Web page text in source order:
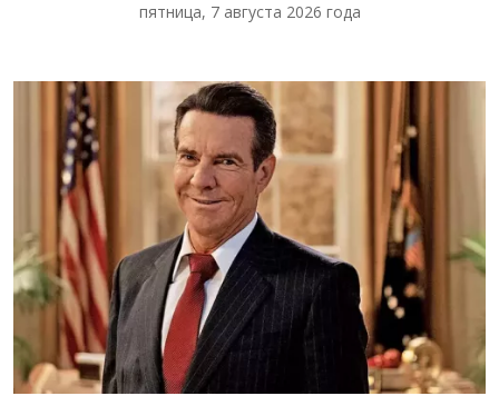
пятница, 7 августа 2026 года